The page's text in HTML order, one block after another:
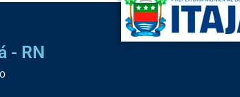
- RN